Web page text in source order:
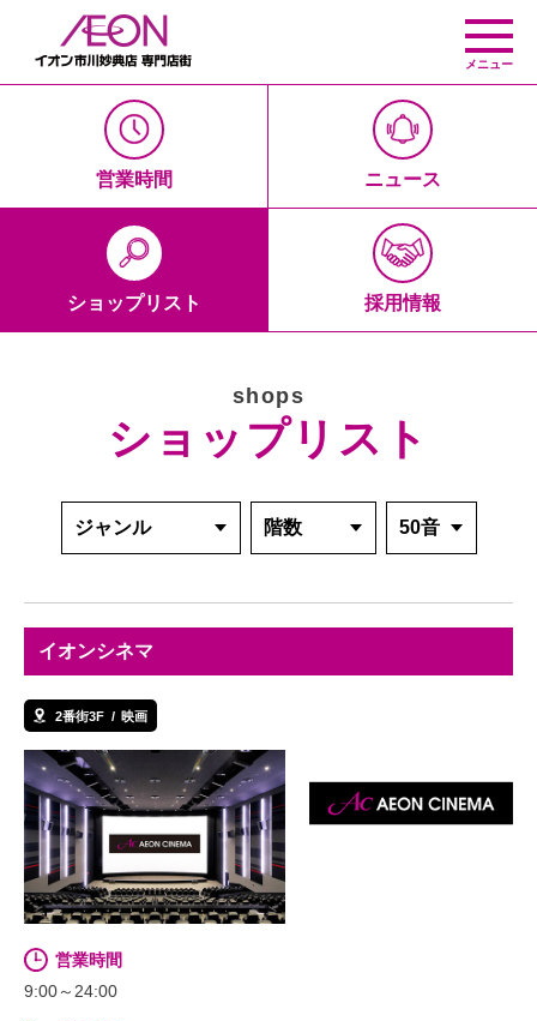
メニュー
営業時間 ニュース
ショップリスト 採用情報
shops
ショップリスト
イオンシネマ
2番街3F 映画
営業時間
9:00～24:00